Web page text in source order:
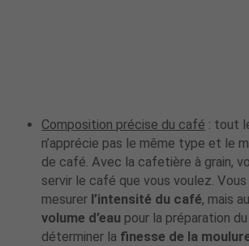
Composition précise du café : tout
n’apprécie pas le même type et le
de café. Avec la cafetière à grain,
servir le café que vous voulez. Vous
mesurer l’intensité du café, mais
volume d’eau pour la préparation
déterminer la finesse de la